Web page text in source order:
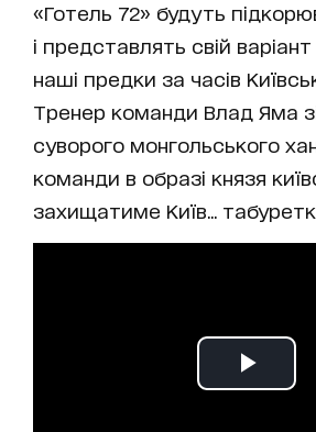
«Готель 72» будуть
і представлять свій
наші предки за часів
Тренер команди Влад Яма
суворого монгольського
команди в образі князя
захищатиме Київ...